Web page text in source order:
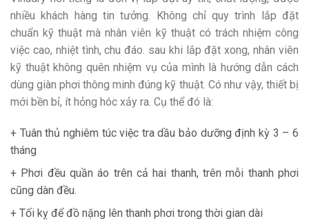
nhiều khách hàng tin tưởng. Không chỉ quy trình lắp đặt
chuẩn kỹ thuật mà nhân viên kỹ thuật có trách nhiệm công
việc cao, nhiệt tình, chu đáo. sau khi lắp đặt xong, nhân viên
kỹ thuật không quên nhiệm vụ của mình là hướng dẫn cách
dùng giàn phơi thông minh đúng kỹ thuật. Có như vậy, thiết bị
mới bền bỉ, ít hỏng hóc xảy ra. Cụ thể đó là:
+ Tuân thủ nghiêm túc việc tra dầu bảo dưỡng định kỳ 3 – 6
tháng
+ Phơi đều quần áo trên cả hai thanh, trên mỗi thanh phơi
cũng dàn đều.
+ Tối kỵ để đồ nặng lên thanh phơi trong thời gian dài